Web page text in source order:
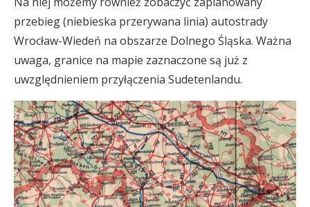
przebieg (niebieska przerywana linia) autostrady
Wrocław-Wiedeń na obszarze Dolnego Śląska. Ważna
uwaga, granice na mapie zaznaczone są już z
uwzględnieniem przyłączenia Sudetenlandu.